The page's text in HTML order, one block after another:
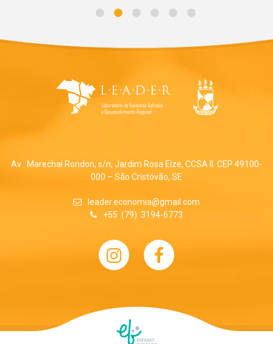
Av . Marechal Rondon, s/n, Jardim Rosa Elze, CCSA II. CEP 49100-
000 – São Cristóvão, SE
leader.economia@gmail.com
+55 (79) 3194-6773